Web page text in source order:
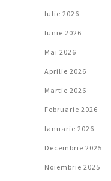
Iulie 2026
Iunie 2026
Mai 2026
Aprilie 2026
Martie 2026
Februarie 2026
Ianuarie 2026
Decembrie 2025
Noiembrie 2025